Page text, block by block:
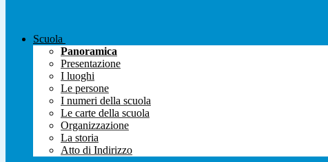
Scuola
Panoramica
Presentazione
I luoghi
Le persone
I numeri della scuola
Le carte della scuola
Organizzazione
La storia
Atto di Indirizzo